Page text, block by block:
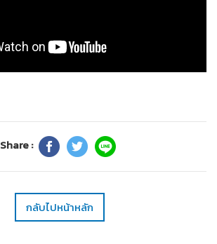
Share :
กลับไปหน้าหลัก